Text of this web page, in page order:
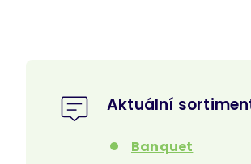
Aktuální
Banquet